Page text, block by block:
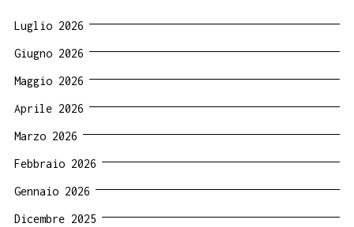
Luglio 2026
Giugno 2026
Maggio 2026
Aprile 2026
Marzo 2026
Febbraio 2026
Gennaio 2026
Dicembre 2025